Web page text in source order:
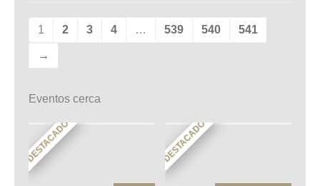
1 2 3 4 … 539 540 541
→
Eventos cerca
DESTACADO DESTACADO